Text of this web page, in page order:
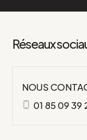
Réseaux
NOUS
01 85 09 39